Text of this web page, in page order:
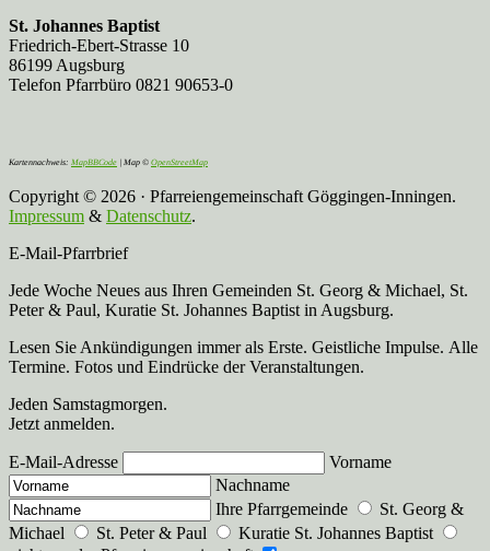
St. Johannes Baptist
Friedrich-Ebert-Strasse 10
86199 Augsburg
Telefon Pfarrbüro 0821 90653-0
Kartennachweis: MapBBCode | Map © OpenStreetMap
Copyright © 2026 · Pfarreiengemeinschaft Göggingen-Inningen.
Impressum & Datenschutz.
E-Mail-Pfarrbrief
Jede Woche Neues aus Ihren Gemeinden St. Georg & Michael, St.
Peter & Paul, Kuratie St. Johannes Baptist in Augsburg.
Lesen Sie Ankündigungen immer als Erste. Geistliche Impulse. Alle
Termine. Fotos und Eindrücke der Veranstaltungen.
Jeden Samstagmorgen.
Jetzt anmelden.
E-Mail-Adresse
Vorname
Nachname
Ihre Pfarrgemeinde
St. Georg &
Michael
St. Peter & Paul
Kuratie St. Johannes Baptist